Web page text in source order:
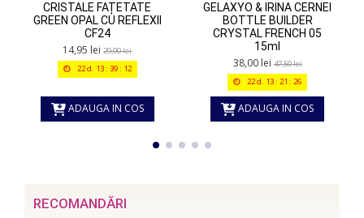
CRISTALE FAȚETATE
GREEN OPAL CU REFLEXII
CF24
14,95 lei29,90 lei
22d. 13: 39: 12
ADAUGA IN COS
GELAXYO & IRINA CERNEI
BOTTLE BUILDER
CRYSTAL FRENCH 05
15ml
38,00 lei 47,50 lei
22d. 13:21 :26
ADAUGA IN COS
RECOMANDĂRI